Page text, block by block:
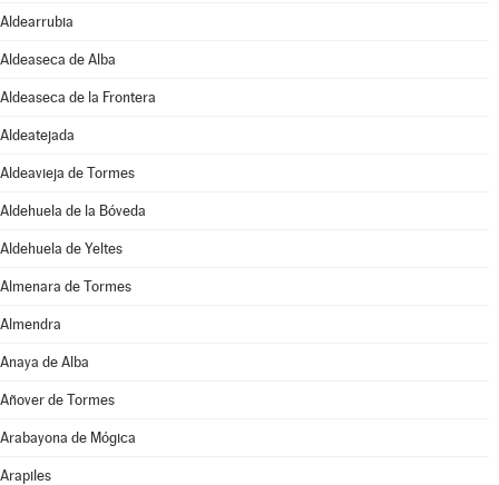
Aldearrubia
Aldeaseca de Alba
Aldeaseca de la Frontera
Aldeatejada
Aldeavieja de Tormes
Aldehuela de la Bóveda
Aldehuela de Yeltes
Almenara de Tormes
Almendra
Anaya de Alba
Añover de Tormes
Arabayona de Mógica
Arapiles